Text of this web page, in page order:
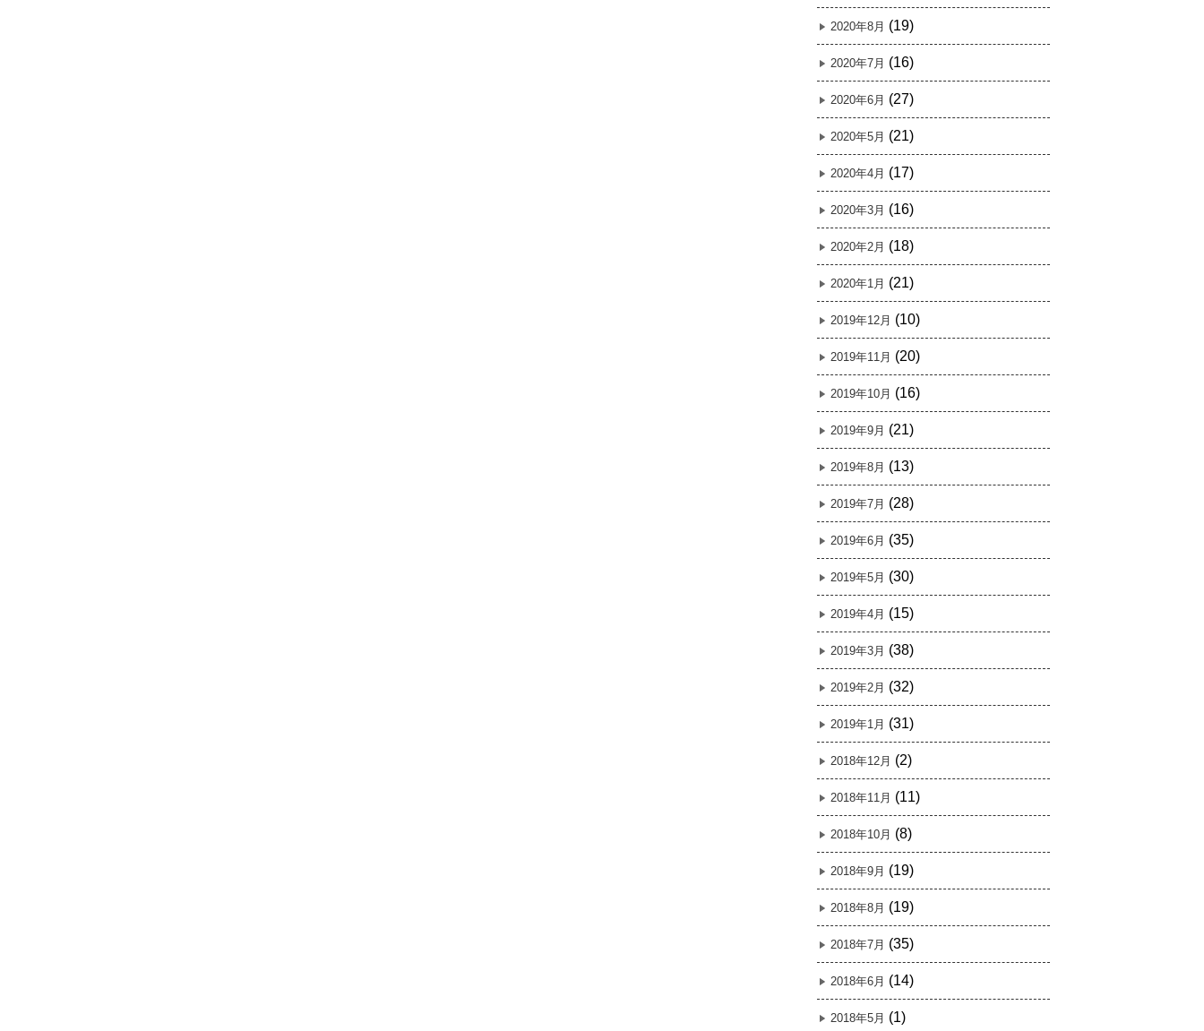
2020年8月 (19)
2020年7月 (16)
2020年6月 (27)
2020年5月 (21)
2020年4月 (17)
2020年3月 (16)
2020年2月 (18)
2020年1月 (21)
2019年12月 (10)
2019年11月 (20)
2019年10月 (16)
2019年9月 (21)
2019年8月 (13)
2019年7月 (28)
2019年6月 (35)
2019年5月 (30)
2019年4月 (15)
2019年3月 (38)
2019年2月 (32)
2019年1月 (31)
2018年12月 (2)
2018年11月 (11)
2018年10月 (8)
2018年9月 (19)
2018年8月 (19)
2018年7月 (35)
2018年6月 (14)
2018年5月 (1)